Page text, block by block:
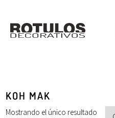
KOH MAK
Mostrando el único resultado